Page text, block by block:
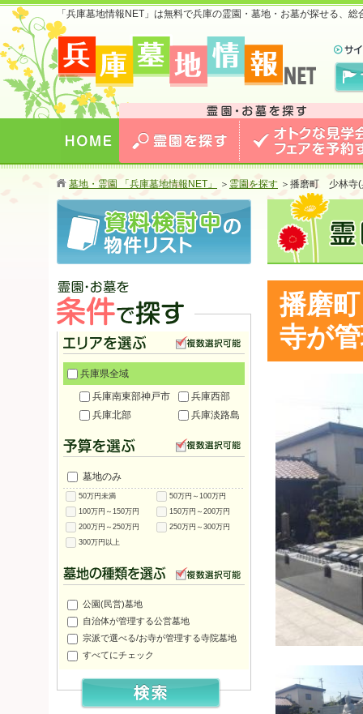
「兵庫墓地情報NET」は無料で兵庫の霊園・墓地・お墓が探せる、
兵庫版 お墓のことなら兵庫墓地情報NET 兵庫で最安
値のおトクな情報を掲載中！
する
墓地・霊園 「兵庫墓地情報NET」 ＞ 霊園を探す ＞ 播磨町 少林寺(
播磨
寺が
兵庫墓地情報NETを条件で探す
兵庫県全域
兵庫南東部神戸市
兵庫西部
兵庫北部
兵庫淡路島
墓地のみ
50万円未満
50万円～100万円
100万円～150万円
150万円～200万円
200万円～250万円
250万円～300万円
300万円以上
公園(民営)墓地
自治体が管理する公営墓地
宗派で選べる/お寺が管理する寺院墓地
すべてにチェック